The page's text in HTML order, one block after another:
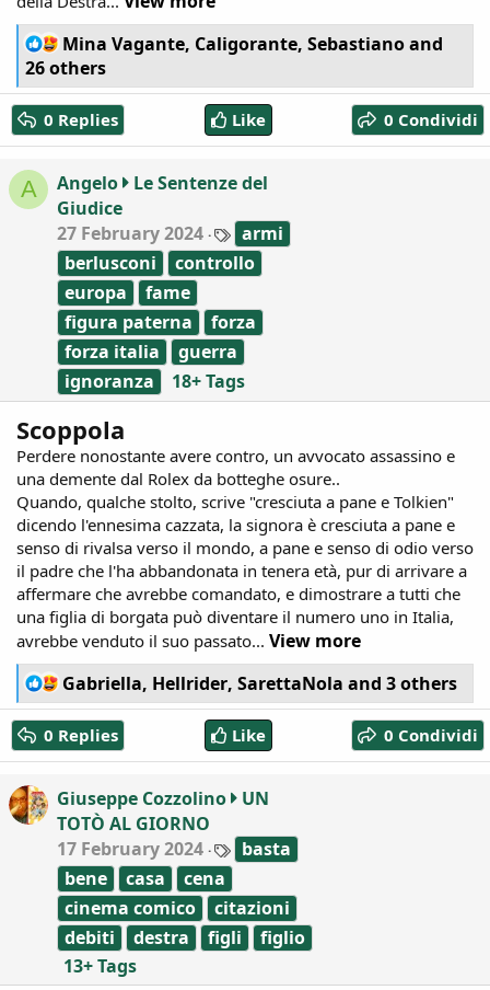
R
e
a
c
t
i
n
s
:
Mina Vagante, Caligorante, Sebastianoand
26 others
0 Replies Like 0 Condividi
A Angelo
Le Sentenze del
Giudice
27 February 2024
T
a
g
s
armi
berlusconi
controllo
europa
fame
figura paterna
forza
forza italia
guerra
ignoranza
18+ Tags
Scoppola
Perdere nonostante avere contro, un avvocato assassino e
una demente dal Rolex da botteghe osure..
Quando, qualche stolto, scrive "cresciuta a pane e Tolkien"
dicendo l'ennesima cazzata, la signora è cresciuta a pane e
senso di rivalsa verso il mondo, a pane e senso di odio verso
il padre che l'ha abbandonata in tenera età, pur di arrivare a
affermare che avrebbe comandato, e dimostrare a tutti che
una figlia di borgata può diventare il numero uno in Italia,
avrebbe venduto il suo passato... View more
R
e
a
c
t
o
n
s
:
Gabriella, Hellrider, SarettaNola and 3 others
0 Replies Like 0 Condividi
Giuseppe Cozzolino
UN
TOTÒ AL GIORNO
17 February 2024
T
a
s
basta
bene
casa
cena
cinema comico
citazioni
debiti
destra figli
figlio
13+ Tags